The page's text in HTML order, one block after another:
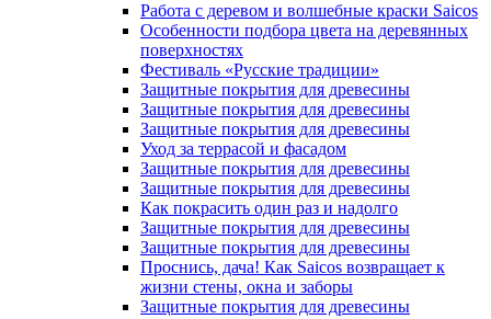
Работа с деревом и волшебные краски Saicos
Особенности подбора цвета на деревянных
поверхностях
Фестиваль «Русские традиции»
Защитные покрытия для древесины
Защитные покрытия для древесины
Защитные покрытия для древесины
Уход за террасой и фасадом
Защитные покрытия для древесины
Защитные покрытия для древесины
Как покрасить один раз и надолго
Защитные покрытия для древесины
Защитные покрытия для древесины
Проснись, дача! Как Saicos возвращает к
жизни стены, окна и заборы
Защитные покрытия для древесины